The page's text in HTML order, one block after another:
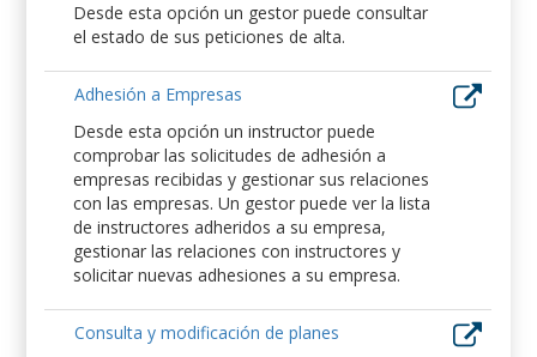
Desde esta opción un gestor puede consultar
el estado de sus peticiones de alta.
Adhesión a Empresas
Desde esta opción un instructor puede
comprobar las solicitudes de adhesión a
empresas recibidas y gestionar sus relaciones
con las empresas. Un gestor puede ver la lista
de instructores adheridos a su empresa,
gestionar las relaciones con instructores y
solicitar nuevas adhesiones a su empresa.
Consulta y modificación de planes